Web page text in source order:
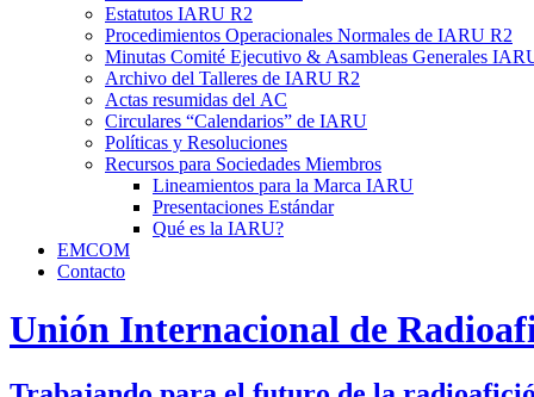
Estatutos IARU R2
Procedimientos Operacionales Normales de IARU R2
Minutas Comité Ejecutivo & Asambleas Generales
Archivo del Talleres de IARU R2
Actas resumidas del AC
Circulares “Calendarios” de IARU
Políticas y Resoluciones
Recursos para Sociedades Miembros
Lineamientos para la Marca IARU
Presentaciones Estándar
Qué es la IARU?
EMCOM
Contacto
Unión Internacional de